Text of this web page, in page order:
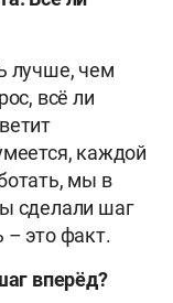
лучше, чем
всё ли
каждой
мы в
сделали шаг
– это факт.
вперёд?